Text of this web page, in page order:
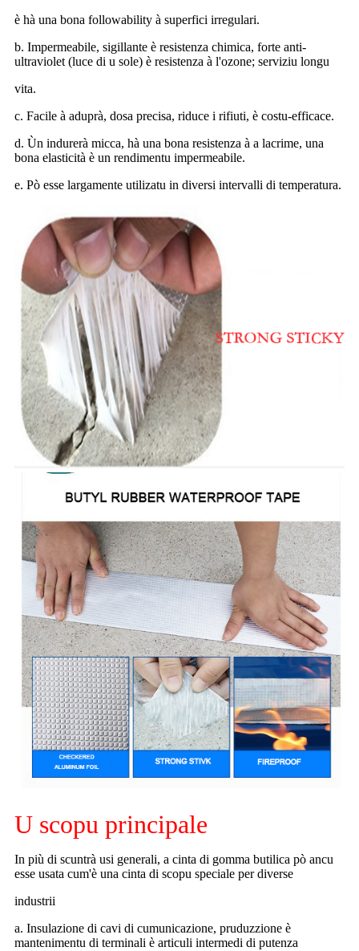
è hà una bona followability à superfici irregulari.
b. Impermeabile, sigillante è resistenza chimica, forte anti-
ultraviolet (luce di u sole) è resistenza à l'ozone; serviziu longu
vita.
c. Facile à aduprà, dosa precisa, riduce i rifiuti, è costu-efficace.
d. Ùn indurerà micca, hà una bona resistenza à a lacrime, una
bona elasticità è un rendimentu impermeabile.
e. Pò esse largamente utilizatu in diversi intervalli di temperatura.
U scopu principale
In più di scuntrà usi generali, a cinta di gomma butilica pò ancu
esse usata cum'è una cinta di scopu speciale per diverse
industrii
a. Insulazione di cavi di cumunicazione, pruduzzione è
mantenimentu di terminali è articuli intermedi di putenza